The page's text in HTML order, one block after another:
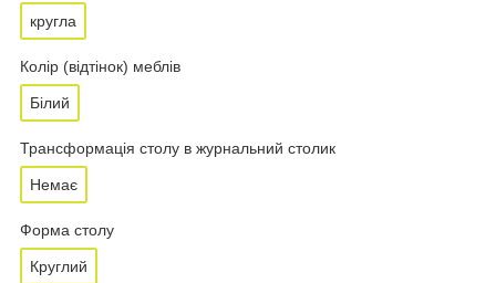
кругла
Колір (відтінок) меблів
Білий
Трансформація столу в журнальний столик
Немає
Форма столу
Круглий